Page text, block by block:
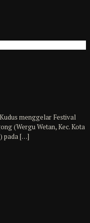
menggelar Festival
(Wergu Wetan, Kec. Kota
pada[…]